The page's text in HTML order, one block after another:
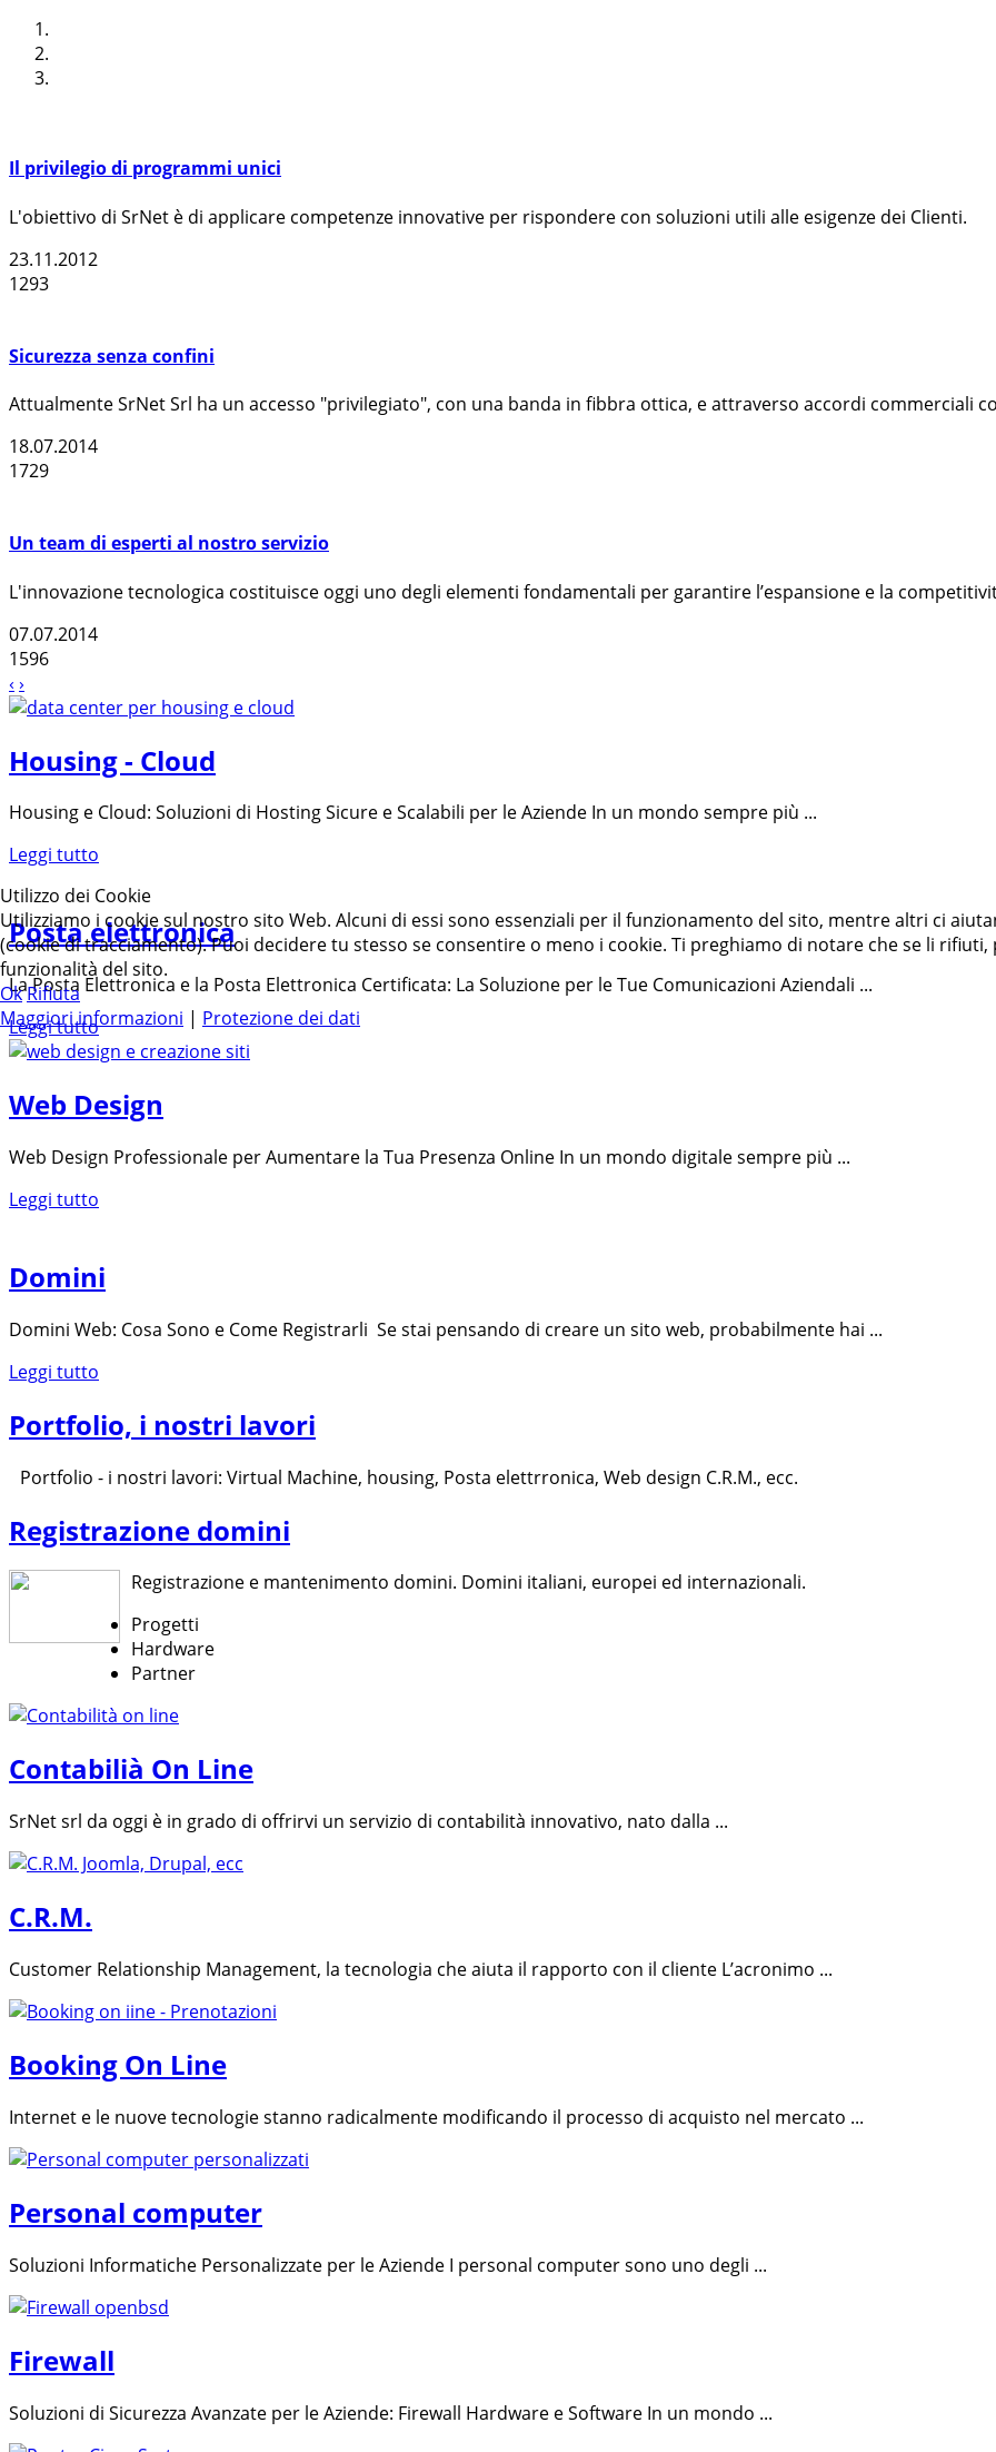
Il privilegio di programmi unici
L'obiettivo di SrNet è di applicare competenze innovative per rispondere con soluzioni utili alle esigenze dei Clienti.
23.11.2012
1293
Sicurezza senza confini
Attualmente SrNet Srl ha un accesso "privilegiato", con una banda in fibbra ottica, e attraverso accordi commerciali
18.07.2014
1729
Un team di esperti al nostro servizio
L'innovazione tecnologica costituisce oggi uno degli elementi fondamentali per garantire l’espansione e la
07.07.2014
1596
‹ ›
Housing - Cloud
Housing e Cloud: Soluzioni di Hosting Sicure e Scalabili per le Aziende In un mondo sempre più ...
Leggi tutto
Posta elettronica
La Posta Elettronica e la Posta Elettronica Certificata: La Soluzione per le Tue Comunicazioni Aziendali ...
Leggi tutto
Web Design
Web Design Professionale per Aumentare la Tua Presenza Online In un mondo digitale sempre più ...
Leggi tutto
Domini
Domini Web: Cosa Sono e Come Registrarli Se stai pensando di creare un sito web, probabilmente hai ...
Leggi tutto
Portfolio, i nostri lavori
Portfolio - i nostri lavori: Virtual Machine, housing, Posta elettrronica, Web design C.R.M., ecc.
Registrazione domini
Registrazione e mantenimento domini. Domini italiani, europei ed internazionali.
Progetti
Hardware
Partner
Contabilià On Line
SrNet srl da oggi è in grado di offrirvi un servizio di contabilità innovativo, nato dalla ...
C.R.M.
Customer Relationship Management, la tecnologia che aiuta il rapporto con il cliente L’acronimo ...
Booking On Line
Internet e le nuove tecnologie stanno radicalmente modificando il processo di acquisto nel mercato ...
Personal computer
Soluzioni Informatiche Personalizzate per le Aziende I personal computer sono uno degli ...
Firewall
Soluzioni di Sicurezza Avanzate per le Aziende: Firewall Hardware e Software In un mondo ...
Utilizzo dei Cookie
Utilizziamo i cookie sul nostro sito Web. Alcuni di essi sono essenziali per il funzionamento del sito, mentre altri ci
(cookie di tracciamento). Puoi decidere tu stesso se consentire o meno i cookie. Ti preghiamo di notare che se li
funzionalità del sito.
Ok Rifiuta
Maggiori informazioni | Protezione dei dati